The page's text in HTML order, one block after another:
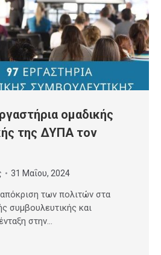
ομαδικής
της ΔΥΠΑ τον
31 Μαΐου, 2024
των πολιτών στα
συμβουλευτικής και
στην…